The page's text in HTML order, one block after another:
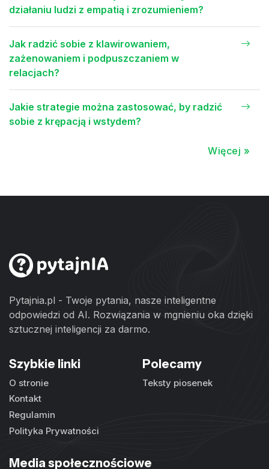
działaniu ludzi z empatią i zrozumieniem?
Jak radzić sobie z klawirowaniem,
zażenowaniem i podpuszczaniem w
relacjach?
Jakie strategie można zastosować, by radzić
sobie z krępacją i wstydem?
Więcej »
Pytajnia.pl - Twoje pytania, nasze inteligentne
odpowiedzi od AI. Rozwiązania w mgnieniu oka dzięki
sztucznej inteligencji za darmo.
Szybkie linki
O stronie
Kontakt
Regulamin
Polityka Prywatności
Polecamy
Teksty piosenek
Media społecznościowe